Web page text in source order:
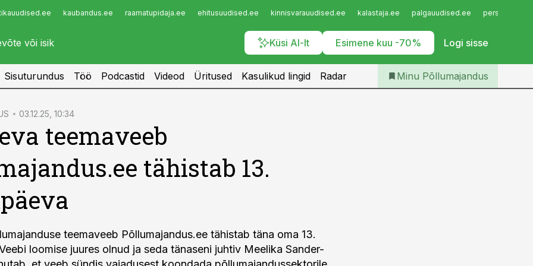
kaubandus.ee raamatupidaja.ee ehitusuudised.ee kinnisvarauudised.ee kalastaja.ee palgauudised.ee
Küsi AI-lt Esimene kuu -70% Logi sisse
Infopank
Iseteenindus
Telli Põllumajandus
Sisuturundus Töö Podcastid Videod Üritused Kasulikud lingid Radar Minu Põllumajandus
03.12.25, 10:34
teemaveeb
tähistab 13.
teemaveeb Põllumajandus.ee tähistab täna oma 13.
loomise juures olnud ja seda tänaseni juhtiv Meelika Sander-